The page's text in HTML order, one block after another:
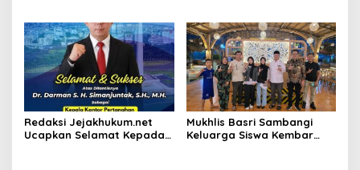
Redaksi Jejakhukum.net
Ucapkan Selamat Kepada
Mukhlis Basri Sambangi
Keluarga Siswa Kembar